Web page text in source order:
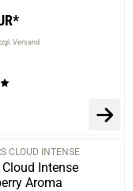
Versand
CLOUD INTENSE
Intense
Aroma